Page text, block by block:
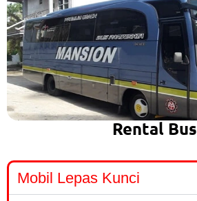
Rental Bus
Mobil Lepas Kunci